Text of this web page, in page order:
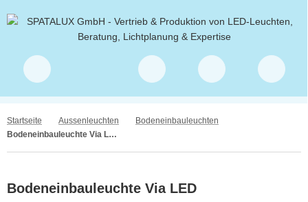
Startseite Aussenleuchten
Bodeneinbauleuchten
Bodeneinbauleuchte Via LED
Bodeneinbauleuchte Via LED